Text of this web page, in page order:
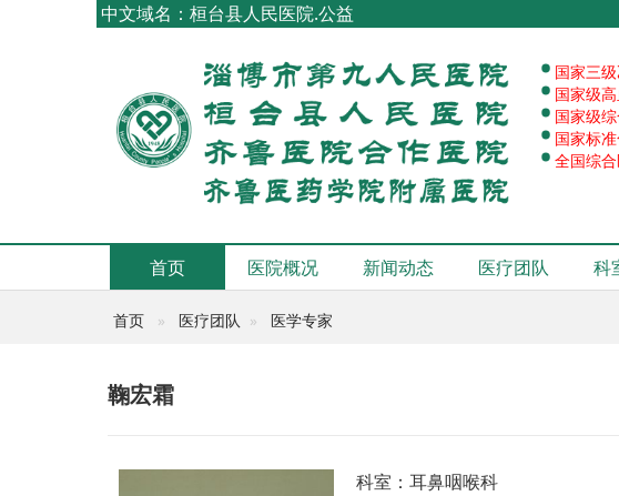
中文域名：桓台县人民医院.公益
· 国家三
· 国家级
· 国家级
· 国家标
· 全国综
首页 医院概况 新闻动态 医疗团队 科
首页 医疗团队 医学专家
鞠宏霜
科室：耳鼻咽喉科